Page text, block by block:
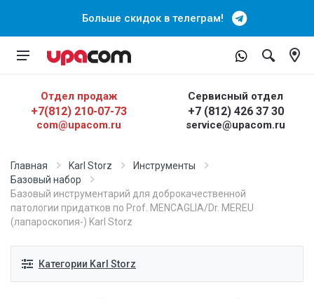
Больше скидок в телеграм!
Отдел продаж
+7(812) 210-07-73
com@upacom.ru
Сервисный отдел
+7 (812) 426 37 30
service@upacom.ru
Главная Karl Storz
Инструменты
Базовый набор
Базовый инструментарий для доброкачественной
патологии придатков по Prof. MENCAGLIA/Dr. MEREU
(лапароскопия-) Karl Storz
Категории Karl Storz